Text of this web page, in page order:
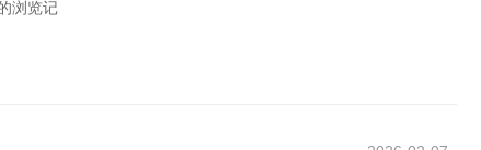
浏览记